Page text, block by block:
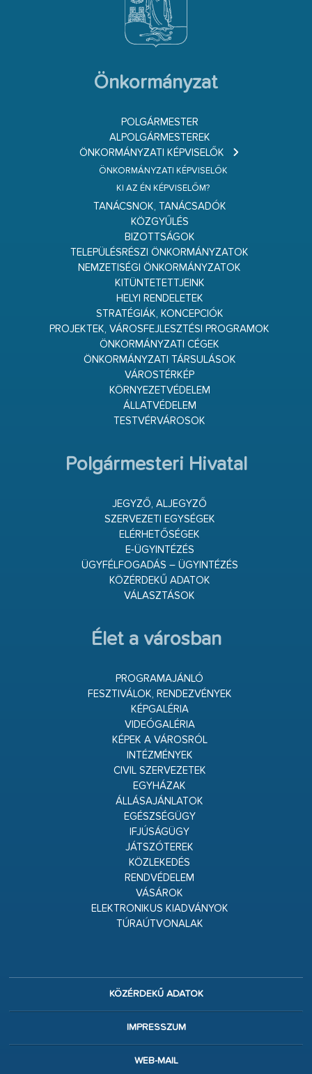
Önkormányzat
POLGÁRMESTER
ALPOLGÁRMESTEREK
ÖNKORMÁNYZATI KÉPVISELŐK
ÖNKORMÁNYZATI KÉPVISELŐK
KI AZ ÉN KÉPVISELŐM?
TANÁCSNOK, TANÁCSADÓK
KÖZGYŰLÉS
BIZOTTSÁGOK
TELEPÜLÉSRÉSZI ÖNKORMÁNYZATOK
NEMZETISÉGI ÖNKORMÁNYZATOK
KITÜNTETETTJEINK
HELYI RENDELETEK
STRATÉGIÁK, KONCEPCIÓK
PROJEKTEK, VÁROSFEJLESZTÉSI PROGRAMOK
ÖNKORMÁNYZATI CÉGEK
ÖNKORMÁNYZATI TÁRSULÁSOK
VÁROSTÉRKÉP
KÖRNYEZETVÉDELEM
ÁLLATVÉDELEM
TESTVÉRVÁROSOK
Polgármesteri Hivatal
JEGYZŐ, ALJEGYZŐ
SZERVEZETI EGYSÉGEK
ELÉRHETŐSÉGEK
E-ÜGYINTÉZÉS
ÜGYFÉLFOGADÁS – ÜGYINTÉZÉS
KÖZÉRDEKŰ ADATOK
VÁLASZTÁSOK
Élet a városban
PROGRAMAJÁNLÓ
FESZTIVÁLOK, RENDEZVÉNYEK
KÉPGALÉRIA
VIDEÓGALÉRIA
KÉPEK A VÁROSRÓL
INTÉZMÉNYEK
CIVIL SZERVEZETEK
EGYHÁZAK
ÁLLÁSAJÁNLATOK
EGÉSZSÉGÜGY
IFJÚSÁGÜGY
JÁTSZÓTEREK
KÖZLEKEDÉS
RENDVÉDELEM
VÁSÁROK
ELEKTRONIKUS KIADVÁNYOK
TÚRAÚTVONALAK
KÖZÉRDEKŰ ADATOK
IMPRESSZUM
WEB-MAIL